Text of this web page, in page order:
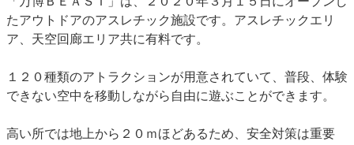
たアウトドアのアスレチック施設です。アスレチックエリ
ア、天空回廊エリア共に有料です。
１２０種類のアトラクションが用意されていて、普段、体験
できない空中を移動しながら自由に遊ぶことができます。
高い所では地上から２０ｍほどあるため、安全対策は重要